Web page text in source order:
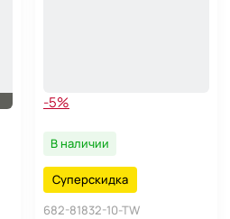
-5%
В наличии
Суперскидка
682-81832-10-TW